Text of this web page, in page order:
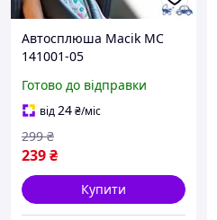
Автосплюша Macik МС
141001-05
Готово до відправки
від24₴/міс
239₴
299 ₴
Купити